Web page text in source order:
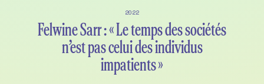
2022
Felwine Sarr : « Le temps des sociétés
n’est pas celui des individus
impatients »